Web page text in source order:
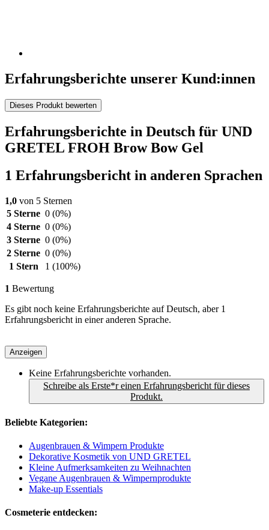
Erfahrungsberichte unserer Kund:innen
Dieses Produkt bewerten
Erfahrungsberichte in Deutsch für UND
GRETEL FROH Brow Bow Gel
1 Erfahrungsbericht in anderen Sprachen
1,0 von 5 Sternen
5 Sterne 0 (0%)
4 Sterne 0 (0%)
3 Sterne 0 (0%)
2 Sterne 0 (0%)
1 Stern
1 (100%)
1 Bewertung
Es gibt noch keine Erfahrungsberichte auf Deutsch, aber 1
Erfahrungsbericht in einer anderen Sprache.
Anzeigen
Keine Erfahrungsberichte vorhanden.
Schreibe als Erste*r einen Erfahrungsbericht für dieses
Produkt.
Beliebte Kategorien:
Augenbrauen & Wimpern Produkte
Dekorative Kosmetik von UND GRETEL
Kleine Aufmerksamkeiten zu Weihnachten
Vegane Augenbrauen & Wimpernprodukte
Make-up Essentials
Cosmeterie entdecken: